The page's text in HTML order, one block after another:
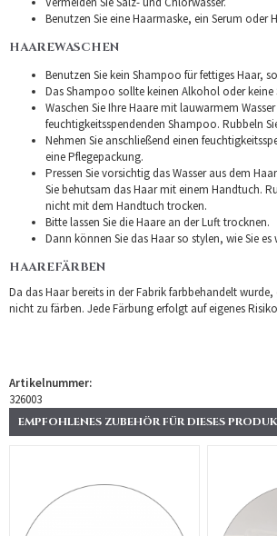
Benutzen Sie eine Haarmaske, ein Serum oder
HAAREWASCHEN
Benutzen Sie kein Shampoo für fettiges Haar,
Das Shampoo sollte keinen Alkohol oder keine
Waschen Sie Ihre Haare mit lauwarmem
feuchtigkeitsspendenden Shampoo. Rubbeln
Nehmen Sie anschließend einen
eine Pflegepackung.
Pressen Sie vorsichtig das Wasser aus dem
Sie behutsam das Haar mit einem Handtuch.
nicht mit dem Handtuch trocken.
Bitte lassen Sie die Haare an der Luft trocknen.
Dann können Sie das Haar so stylen, wie Sie es
HAAREFÄRBEN
Da das Haar bereits in der Fabrik farbbehandelt
nicht zu färben. Jede Färbung erfolgt auf eigenes
Artikelnummer:
326003
EMPFOHLENES ZUBEHÖR FÜR DIESES